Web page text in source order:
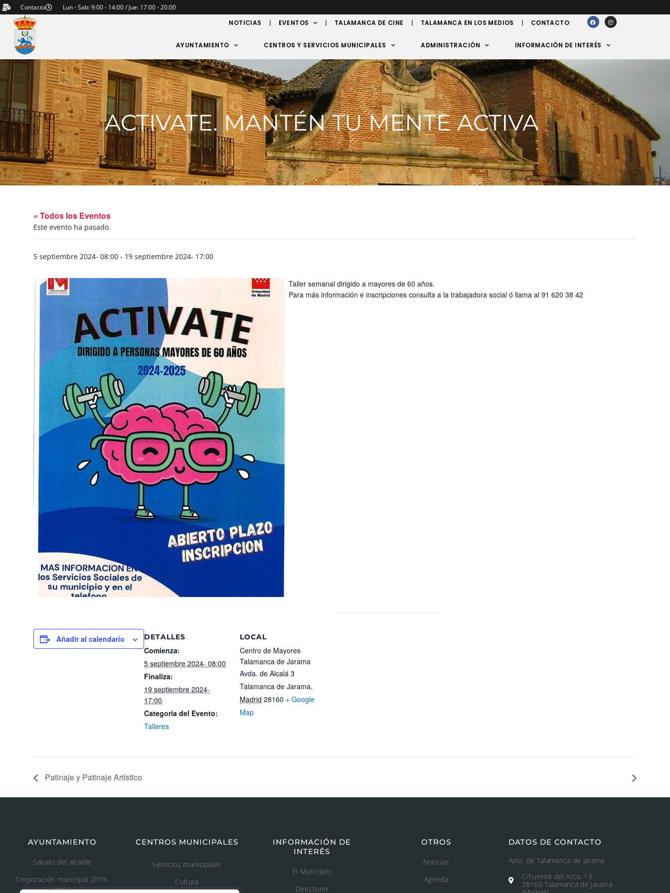
Contacto
Lun - Sab: 9:00 - 14:00 / Jue: 17:00 - 20:00
NOTICIAS
EVENTOS TALAMANCA DE CINE TALAMANCA EN LOS MEDIOS CONTACTO
AYUNTAMIENTO CENTROS Y SERVICIOS MUNICIPALES ADMINISTRACIÓN INFORMACIÓN DE INTERÉS
ACTIVATE. MANTÉN TU MENTE ACTIVA
« Todos los Eventos
Este evento ha pasado.
5 septiembre 2024- 08:00 - 19 septiembre 2024- 17:00
Taller semanal dirigido a mayores de 60 años.
Para más información e inscripciones consulta a la trabajadora social ó llama al 91 620 38 42
Añadir al calendario DETALLES
Comienza:
5 septiembre 2024- 08:00
Finaliza:
19 septiembre 2024-
17:00
Categoría del Evento:
Talleres
LOCAL
Centro de Mayores
Talamanca de Jarama
Avda. de Alcalá 3
Talamanca de Jarama,
Madrid 28160 + Google
Map
Patinaje y Patinaje Artístico
AYUNTAMIENTO
Saludo del alcalde
Corporación municipal 2019-
2023
CENTROS MUNICIPALES
Servicios municipales
Cultura
INFORMACIÓN DE
INTERÉS
El Municipio
Directorio
OTROS
Noticias
Agenda
DATOS DE CONTACTO
Ayto. de Talamanca de Jarama
C/Fuente del Arca, 19
28160 Talamanca de Jarama